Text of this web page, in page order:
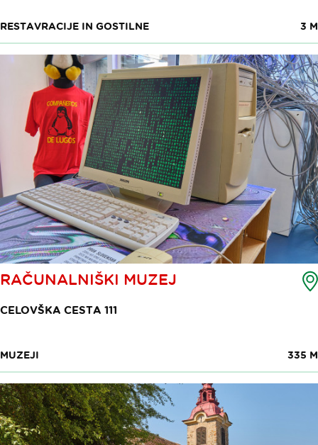
RESTAVRACIJE IN GOSTILNE 3 M
RAČUNALNIŠKI MUZEJ
CELOVŠKA CESTA 111
MUZEJI 335 M